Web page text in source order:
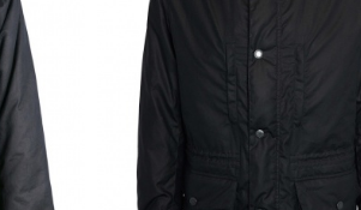
anuncios relevantes y